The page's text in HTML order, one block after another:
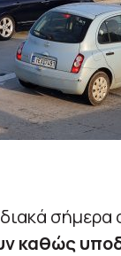
σήμερα
καθώς